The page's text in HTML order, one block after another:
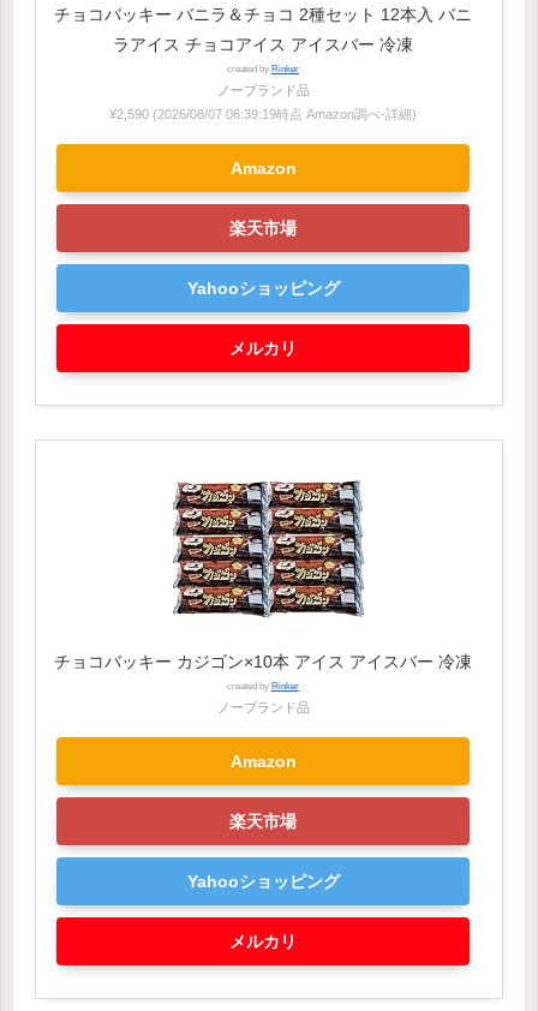
チョコバッキー バニラ＆チョコ 2種セット 12本入 バニ
ラアイス チョコアイス アイスバー 冷凍
created by Rinker
ノーブランド品
¥2,590 (2026/08/07 06:39:19時点 Amazon調べ-詳細)
Amazon
楽天市場
Yahooショッピング
メルカリ
チョコバッキー カジゴン×10本 アイス アイスバー 冷凍
created by Rinker
ノーブランド品
Amazon
楽天市場
Yahooショッピング
メルカリ